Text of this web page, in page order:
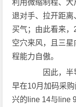
利用微缩制程、
退对手、拉开距
买气；由此看来
空穴来风，且三星
程能力自傲。
因此，半导
早在10月加码采
兴的line 14与line